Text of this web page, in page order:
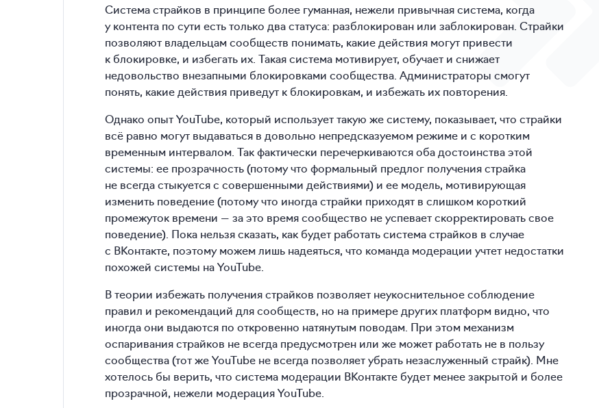
Система страйков в принципе более гуманная, нежели привычная система, когда
у контента по сути есть только два статуса: разблокирован или заблокирован. Страйки
позволяют владельцам сообществ понимать, какие действия могут привести
к блокировке, и избегать их. Такая система мотивирует, обучает и снижает
недовольство внезапными блокировками сообщества. Администраторы смогут
понять, какие действия приведут к блокировкам, и избежать их повторения.
Однако опыт YouTube, который использует такую же систему, показывает, что страйки
всё равно могут выдаваться в довольно непредсказуемом режиме и с коротким
временным интервалом. Так фактически перечеркиваются оба достоинства этой
системы: ее прозрачность (потому что формальный предлог получения страйка
не всегда стыкуется с совершенными действиями) и ее модель, мотивирующая
изменить поведение (потому что иногда страйки приходят в слишком короткий
промежуток времени — за это время сообщество не успевает скорректировать свое
поведение). Пока нельзя сказать, как будет работать система страйков в случае
с ВКонтакте, поэтому можем лишь надеяться, что команда модерации учтет недостатки
похожей системы на YouTube.
В теории избежать получения страйков позволяет неукоснительное соблюдение
правил и рекомендаций для сообществ, но на примере других платформ видно, что
иногда они выдаются по откровенно натянутым поводам. При этом механизм
оспаривания страйков не всегда предусмотрен или же может работать не в пользу
сообщества (тот же YouTube не всегда позволяет убрать незаслуженный страйк). Мне
хотелось бы верить, что система модерации ВКонтакте будет менее закрытой и более
прозрачной, нежели модерация YouTube.